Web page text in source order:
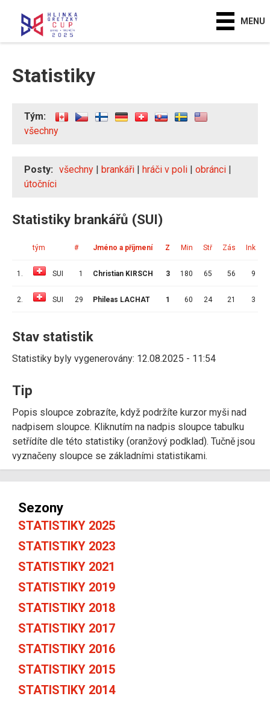
MENU
Statistiky
Tým:
všechny
Posty: všechny | brankáři | hráči v poli | obránci |
útočníci
Statistiky brankářů (SUI)
tým # Jméno a příjmení Z Min Stř Zás Ink
1. SUI 1 Christian KIRSCH 3 180 65 56 9
2. SUI 29 Phileas LACHAT 1 60 24 21 3
Stav statistik
Statistiky byly vygenerovány: 12.08.2025 - 11:54
Tip
Popis sloupce zobrazíte, když podržíte kurzor myši nad
nadpisem sloupce. Kliknutím na nadpis sloupce tabulku
setřídíte dle této statistiky (oranžový podklad). Tučně jsou
vyznačeny sloupce se základními statistikami.
Sezony
STATISTIKY 2025
STATISTIKY 2023
STATISTIKY 2021
STATISTIKY 2019
STATISTIKY 2018
STATISTIKY 2017
STATISTIKY 2016
STATISTIKY 2015
STATISTIKY 2014